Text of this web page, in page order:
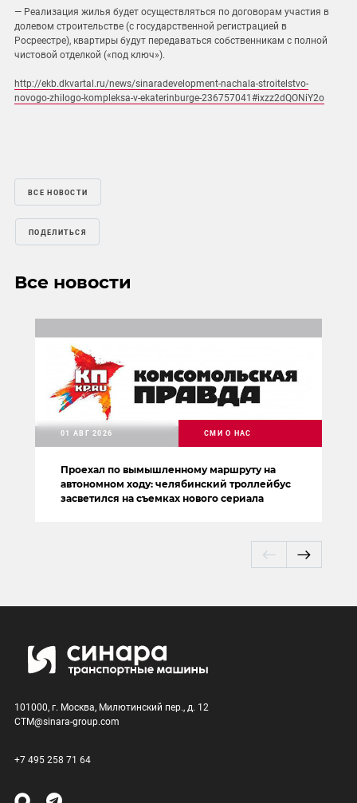
— Реализация жилья будет осуществляться по договорам участия в
долевом строительстве (с государственной регистрацией в
Росреестре), квартиры будут передаваться собственникам с полной
чистовой отделкой («под ключ»).
http://ekb.dkvartal.ru/news/sinaradevelopment-nachala-stroitelstvo-
novogo-zhilogo-kompleksa-v-ekaterinburge-236757041#ixzz2dQONiY2o
ВСЕ НОВОСТИ
ПОДЕЛИТЬСЯ
Все новости
Проехал по вымышленному маршруту на
автономном ходу: челябинский троллейбус
засветился на съемках нового сериала
01 АВГ 2026 СМИ О НАС
101000, г. Москва, Милютинский пер., д. 12
CTM@sinara-group.com
+7 495 258 71 64